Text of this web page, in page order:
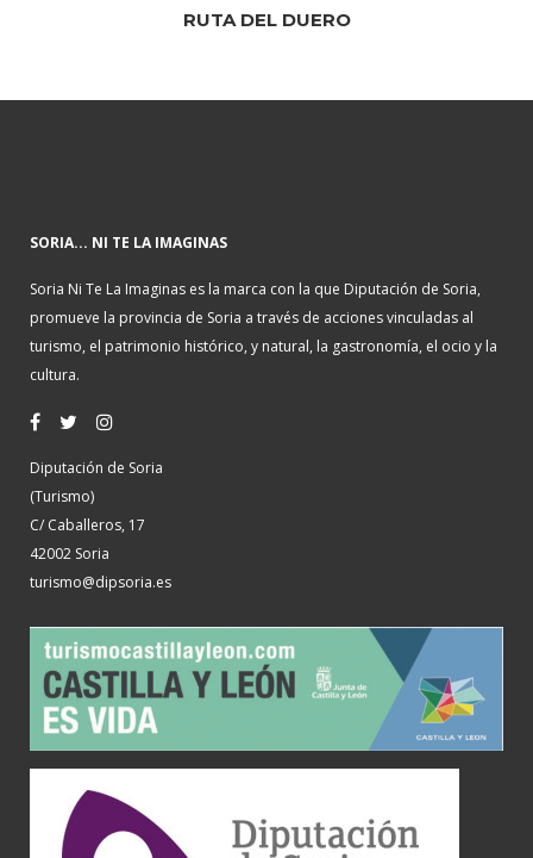
RUTA DEL DUERO
SORIA... NI TE LA IMAGINAS
Soria Ni Te La Imaginas es la marca con la que Diputación de Soria,
promueve la provincia de Soria a través de acciones vinculadas al
turismo, el patrimonio histórico, y natural, la gastronomía, el ocio y la
cultura.
Diputación de Soria
(Turismo)
C/ Caballeros, 17
42002 Soria
turismo@dipsoria.es